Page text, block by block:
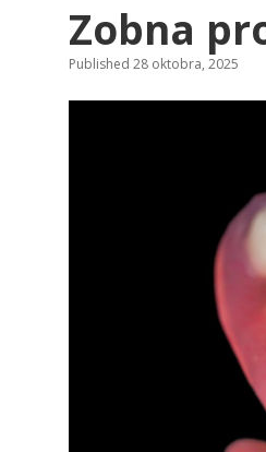
Zobna
Published 28 oktobra, 2025